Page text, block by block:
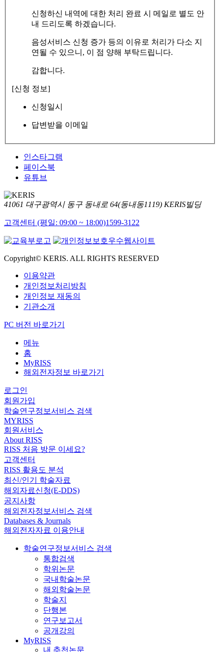
신청하신 내역에 대한 처리 완료 시 메일로 별도 안
내 드리도록 하겠습니다.
음성서비스 신청 증가 등의 이유로 처리가 다소 지
연될 수 있으니, 이 점 양해 부탁드립니다.
감합니다.
[신청 정보]
신청일시
답변받을 이메일
인스타그램
페이스북
유튜브
41061 대구광역시 동구 동내로 64(동내동1119) KERIS빌딩
고객센터 (평일: 09:00 ~ 18:00)1599-3122
Copyright© KERIS. ALL RIGHTS RESERVED
이용약관
개인정보처리방침
개인정보 재동의
기관소개
PC 버전 바로가기
메뉴
홈
MyRISS
해외전자정보 바로가기
로그인
회원가입
학술연구정보서비스 검색
MYRISS
회원서비스
About RISS
RISS 처음 방문 이세요?
고객센터
RISS 활용도 분석
최신/인기 학술자료
해외자료신청(E-DDS)
공지사항
해외전자정보서비스 검색
Databases & Journals
해외전자자료 이용안내
학술연구정보서비스 검색
통합검색
학위논문
국내학술논문
해외학술논문
학술지
단행본
연구보고서
공개강의
MyRISS
내 추천논문